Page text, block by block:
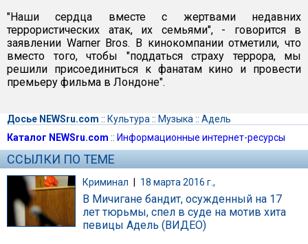
"Наши сердца вместе с жертвами недавних
террористических атак, их семьями", - говорится в
заявлении Warner Bros. В кинокомпании отметили, что
вместо того, чтобы "поддаться страху террора, мы
решили присоединиться к фанатам кино и провести
премьеру фильма в Лондоне".
Досье NEWSru.com :: Культура :: Музыка :: Адель
Каталог NEWSru.com :: Информационные интернет-ресурсы
ССЫЛКИ ПО ТЕМЕ
Криминал | 18 марта 2016 г.,
В Мичигане бандит, осужденный на 17
лет тюрьмы, спел в суде на мотив хита
певицы Адель (ВИДЕО)